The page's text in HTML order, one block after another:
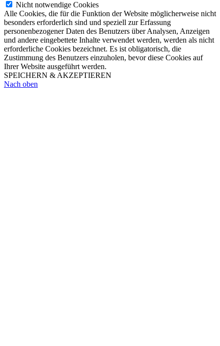
Nicht notwendige Cookies
Alle Cookies, die für die Funktion der Website möglicherweise nicht
besonders erforderlich sind und speziell zur Erfassung
personenbezogener Daten des Benutzers über Analysen, Anzeigen
und andere eingebettete Inhalte verwendet werden, werden als nicht
erforderliche Cookies bezeichnet. Es ist obligatorisch, die
Zustimmung des Benutzers einzuholen, bevor diese Cookies auf
Ihrer Website ausgeführt werden.
SPEICHERN & AKZEPTIEREN
Nach oben